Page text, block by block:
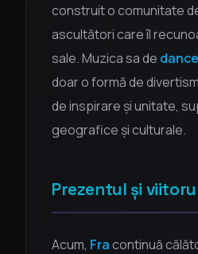
construit o comunitate
ascultători care îl
sale. Muzica sa de
doar o formă de
de inspirare și unitate,
geografice și culturale.
Prezentul și
Acum, Fracontinuă